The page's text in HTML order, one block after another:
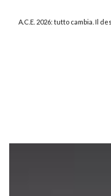
A.C.E. 2026: tutto cambia. Il